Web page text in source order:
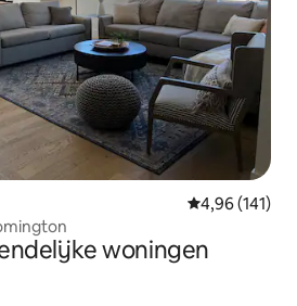
Gemiddelde
4,96 (141)
woningen